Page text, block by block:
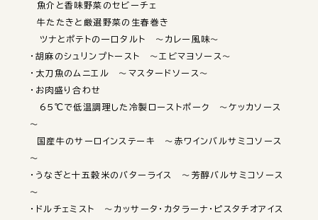
魚介と香味野菜のセビーチェ
牛たたきと厳選野菜の生春巻き
ツナとポテトの一口タルト　～カレー風味～
・胡麻のシュリンプトースト　～エビマヨソース～
・太刀魚のムニエル　～マスタードソース～
・お肉盛り合わせ
65℃で低温調理した冷製ローストポーク　～ケッカソース
～
国産牛のサーロインステーキ　～赤ワインバルサミコソース
～
・うなぎと十五穀米のバターライス　～芳醇バルサミコソース
～
・ドルチェミスト　～カッサータ・カタラーナ・ピスタチオアイス